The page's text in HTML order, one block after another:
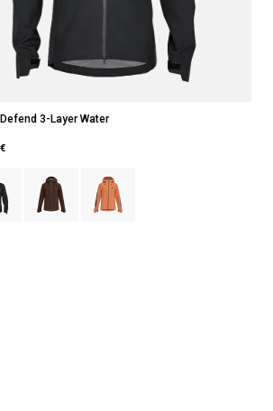
3-Layer Water
swatch type of Noir.
Product swatch type of Marron Cacao.
Product swatch type of Coral.